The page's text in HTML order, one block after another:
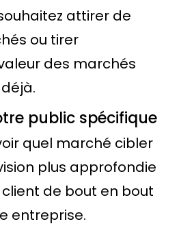
attirer de
ou tirer
des marchés
public spécifique
quel marché cibler
plus approfondie
de bout en bout
entreprise.